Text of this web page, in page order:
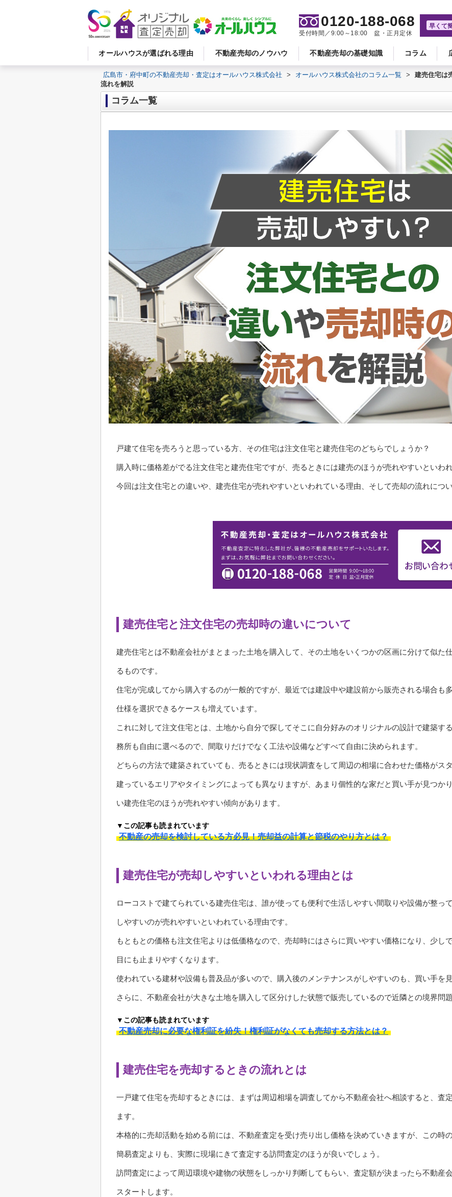
オールハウスが選ばれる理由 不動産売却のノウハウ 不動産売却の基礎知識 コラム
0120-188-068
受付時間／9:00～18:00 盆・正月定休
早くて
広島市・府中町の不動産売却・査定はオールハウス株式会社 > オールハウス株式会社のコラム一覧 >
建売住宅は
流れを解説
コラム一覧
戸建て住宅を売ろうと思っている方、その住宅は注文住宅と建売住宅のどちらでしょうか？
購入時に価格差がでる注文住宅と建売住宅ですが、売るときには建売のほうが売れやすいといわれ
今回は注文住宅との違いや、建売住宅が売れやすいといわれている理由、そして売却の流れにつ
建売住宅と注文住宅の売却時の違いについて
建売住宅とは不動産会社がまとまった土地を購入して、その土地をいくつかの区画に分けて似た
るものです。
住宅が完成してから購入するのが一般的ですが、最近では建設中や建設前から販売される場合も
仕様を選択できるケースも増えています。
これに対して注文住宅とは、土地から自分で探してそこに自分好みのオリジナルの設計で建築す
務所も自由に選べるので、間取りだけでなく工法や設備などすべて自由に決められます。
どちらの方法で建築されていても、売るときには現状調査をして周辺の相場に合わせた価格がスタ
建っているエリアやタイミングによっても異なりますが、あまり個性的な家だと買い手が見つか
い建売住宅のほうが売れやすい傾向があります。
▼この記事も読まれています
不動産の売却を検討している方必見！売却益の計算と節税のやり方とは？
建売住宅が売却しやすいといわれる理由とは
ローコストで建てられている建売住宅は、誰が使っても便利で生活しやすい間取りや設備が整っ
しやすいのが売れやすいといわれている理由です。
もともとの価格も注文住宅よりは低価格なので、売却時にはさらに買いやすい価格になり、少し
目にも止まりやすくなります。
使われている建材や設備も普及品が多いので、購入後のメンテナンスがしやすいのも、買い手を
さらに、不動産会社が大きな土地を購入して区分けした状態で販売しているので近隣との境界問
▼この記事も読まれています
不動産売却に必要な権利証を紛失！権利証がなくても売却する方法とは？
建売住宅を売却するときの流れとは
一戸建て住宅を売却するときには、まずは周辺相場を調査してから不動産会社へ相談すると、査
ます。
本格的に売却活動を始める前には、不動産査定を受け売り出し価格を決めていきますが、この時
簡易査定よりも、実際に現場にきて査定する訪問査定のほうが良いでしょう。
訪問査定によって周辺環境や建物の状態をしっかり判断してもらい、査定額が決まったら不動産
スタートします。